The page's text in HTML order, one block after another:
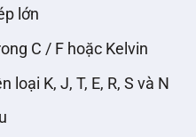
lớn
C / F hoặc Kelvin
loại K, J, T, E, R, S và N